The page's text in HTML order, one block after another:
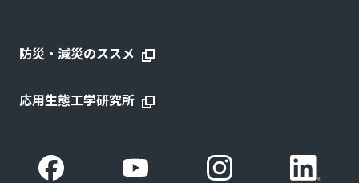
防災・減災のススメ
応用生態工学研究所